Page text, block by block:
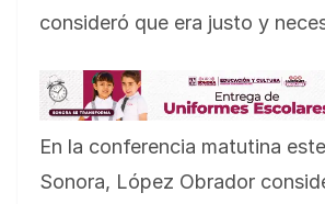
consideró que era justo y
En la conferencia matutina
Sonora, López Obrador